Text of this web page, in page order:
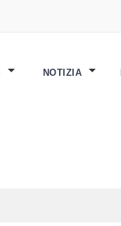
NOTIZIA